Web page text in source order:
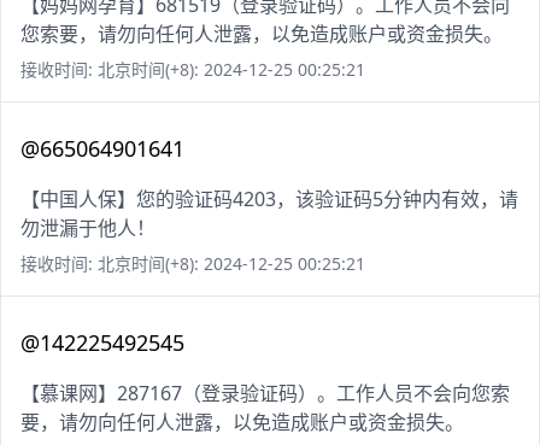
【妈妈网孕育】681519（登录验证码）。工作人员不会向
您索要，请勿向任何人泄露，以免造成账户或资金损失。
接收时间: 北京时间(+8): 2024-12-25 00:25:21
@665064901641
【中国人保】您的验证码4203，该验证码5分钟内有效，请
勿泄漏于他人！
接收时间: 北京时间(+8): 2024-12-25 00:25:21
@142225492545
【慕课网】287167（登录验证码）。工作人员不会向您索
要，请勿向任何人泄露，以免造成账户或资金损失。